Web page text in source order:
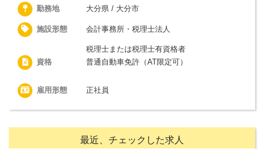
勤務地 大分県 / 大分市
施設形態 会計事務所・税理士法人
資格
税理士または税理士有資格者
普通自動車免許（AT限定可）
雇用形態 正社員
最近、チェックした求人